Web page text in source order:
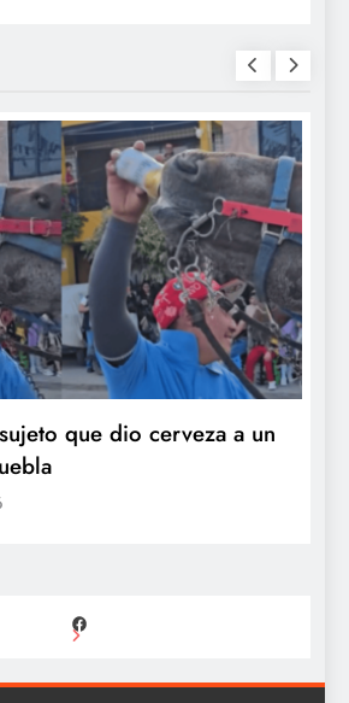
que dio cerveza a un